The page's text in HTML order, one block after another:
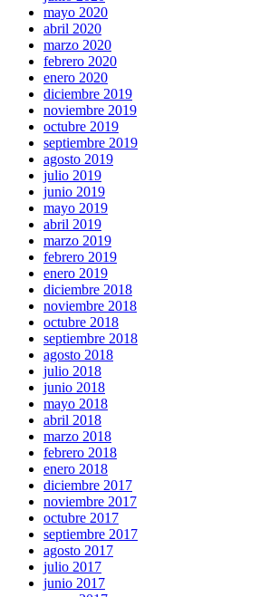
mayo 2020
abril 2020
marzo 2020
febrero 2020
enero 2020
diciembre 2019
noviembre 2019
octubre 2019
septiembre 2019
agosto 2019
julio 2019
junio 2019
mayo 2019
abril 2019
marzo 2019
febrero 2019
enero 2019
diciembre 2018
noviembre 2018
octubre 2018
septiembre 2018
agosto 2018
julio 2018
junio 2018
mayo 2018
abril 2018
marzo 2018
febrero 2018
enero 2018
diciembre 2017
noviembre 2017
octubre 2017
septiembre 2017
agosto 2017
julio 2017
junio 2017